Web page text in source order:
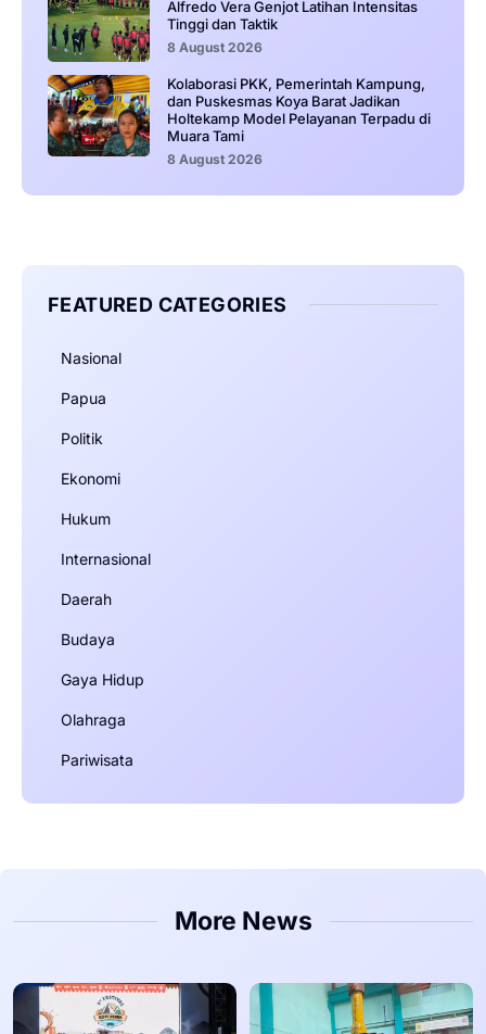
Alfredo Vera Genjot Latihan Intensitas
Tinggi dan Taktik
8 August 2026
Kolaborasi PKK, Pemerintah Kampung,
dan Puskesmas Koya Barat Jadikan
Holtekamp Model Pelayanan Terpadu di
Muara Tami
8 August 2026
FEATURED CATEGORIES
Nasional
Papua
Politik
Ekonomi
Hukum
Internasional
Daerah
Budaya
Gaya Hidup
Olahraga
Pariwisata
More News